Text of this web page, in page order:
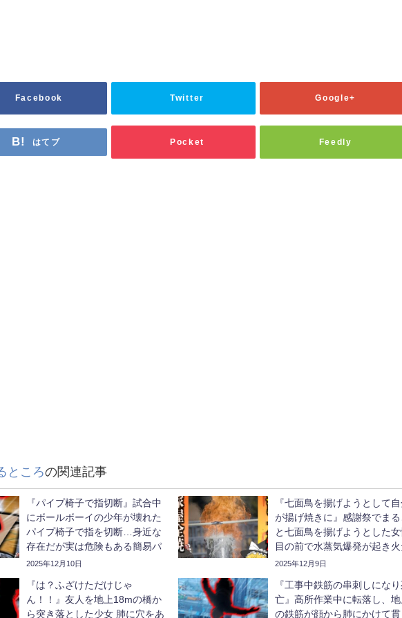
Facebook Twitter Google+
はてブ Pocket Feedly
ところの関連記事
『パイプ椅子で指切断』試合中
にボールボーイの少年が壊れた
パイプ椅子で指を切断…身近な
存在だが実は危険もある簡易パ
イプ椅子【ゆっくり解説】
2025年12月10日
『七面鳥を揚げようとして
が揚げ焼きに』感謝祭でま
と七面鳥を揚げようとした女
目の前で水蒸気爆発が起き
るまに…【ゆっくり解説】
2025年12月9日
『は？ふざけただけじゃ
ん！！』友人を地上18mの橋か
ら突き落とした少女 肺に穴をあ
『工事中鉄筋の串刺しにな
亡』高所作業中に転落し、地
の鉄筋が顔から肺にかけて貫